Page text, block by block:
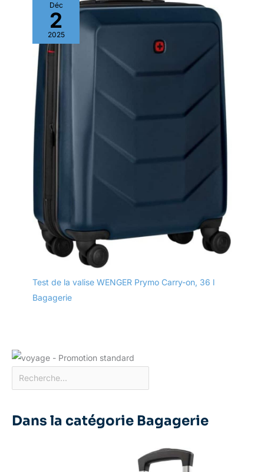
Déc
2
2025
Test de la valise WENGER Prymo Carry-on, 36 l
Bagagerie
Dans la catégorie Bagagerie